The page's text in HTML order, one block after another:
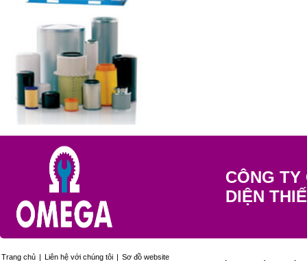
CÔNG
DIỆN
Trang chủ | Liên hệ với chúng tôi | Sơ đồ website